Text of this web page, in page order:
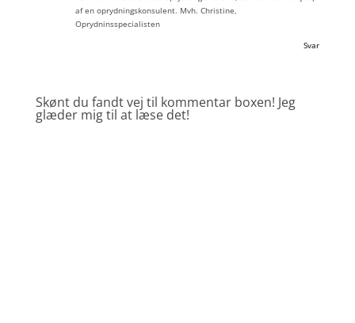
af en oprydningskonsulent. Mvh. Christine,
Oprydninsspecialisten
Svar
Skønt du fandt vej til kommentar boxen! Jeg
glæder mig til at læse det!